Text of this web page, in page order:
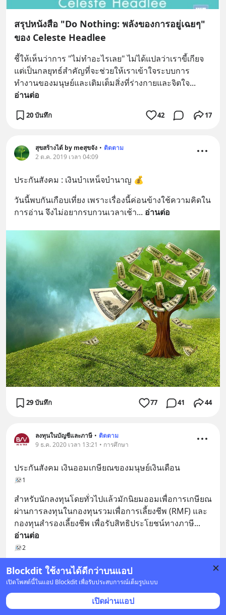
Blockdit ใช้งานได้ดีกว่าบนแอป
เปิดโพสต์นี้ในแอป Blockdit เพื่อรับประสบการณ์เต็มรูปแบบ
เปิดผ่านแอป
สรุปหนังสือ "Do Nothing: พลังของการอยู่เฉยๆ"
ของ Celeste Headlee
ชี้ให้เห็นว่าการ "ไม่ทำอะไรเลย" ไม่ได้แปลว่าเราขี้เกียจ
แต่เป็นกลยุทธ์สำคัญที่จะช่วยให้เราเข้าใจระบบการ
ทำงานของมนุษย์และเติมเต็มสิ่งที่ร่างกายและจิตใจ
อ่านต่อ
20 บันทึก 42 17
สุขสร้างได้ by meสุขจัง • ติดตาม
2 ต.ค. 2019 เวลา 04:09
ประกันสังคม : เงินบำเหน็จบำนาญ 💰
วันนี้พบกันเกือบเที่ยง เพราะเรื่องนี้ค่อนข้างใช้ความคิดใน
การอ่าน จึงไม่อยากรบกวนเวลาเช้า... อ่านต่อ
29 บันทึก 77 41 44
ลงทุนในบัญชีและภาษี • ติดตาม
9 ธ.ค. 2020 เวลา 13:21 • การศึกษา
ประกันสังคม เงินออมเกษียณของมนุษย์เงินเดือน
1
สำหรับนักลงทุนโดยทั่วไปแล้วมักนิยมออมเพื่อการเกษียณ
ผ่านการลงทุนในกองทุนรวมเพื่อการเลี้ยงชีพ (RMF) และ
กองทุนสำรองเลี้ยงชีพ เพื่อรับสิทธิประโยชน์ทางภาษี
อ่านต่อ
2